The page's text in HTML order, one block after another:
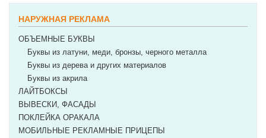
НАРУЖНАЯ РЕКЛАМА
ОБЪЕМНЫЕ БУКВЫ
Буквы из латуни, меди, бронзы, черного металла
Буквы из дерева и других материалов
Буквы из акрила
ЛАЙТБОКСЫ
ВЫВЕСКИ, ФАСАДЫ
ПОКЛЕЙКА ОРАКАЛА
МОБИЛЬНЫЕ РЕКЛАМНЫЕ ПРИЦЕПЫ